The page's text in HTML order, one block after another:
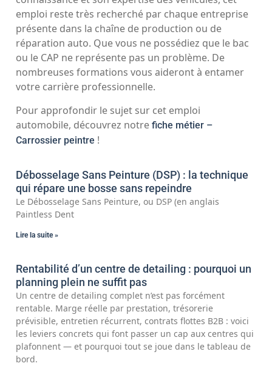
emploi reste très recherché par chaque entreprise
présente dans la chaîne de production ou de
réparation auto. Que vous ne possédiez que le bac
ou le CAP ne représente pas un problème. De
nombreuses formations vous aideront à entamer
votre carrière professionnelle.
Pour approfondir le sujet sur cet emploi
automobile, découvrez notre fiche métier –
Carrossier peintre !
Débosselage Sans Peinture (DSP) : la technique
qui répare une bosse sans repeindre
Le Débosselage Sans Peinture, ou DSP (en anglais
Paintless Dent
Lire la suite »
Rentabilité d’un centre de detailing : pourquoi un
planning plein ne suffit pas
Un centre de detailing complet n’est pas forcément
rentable. Marge réelle par prestation, trésorerie
prévisible, entretien récurrent, contrats flottes B2B : voici
les leviers concrets qui font passer un cap aux centres qui
plafonnent — et pourquoi tout se joue dans le tableau de
bord.